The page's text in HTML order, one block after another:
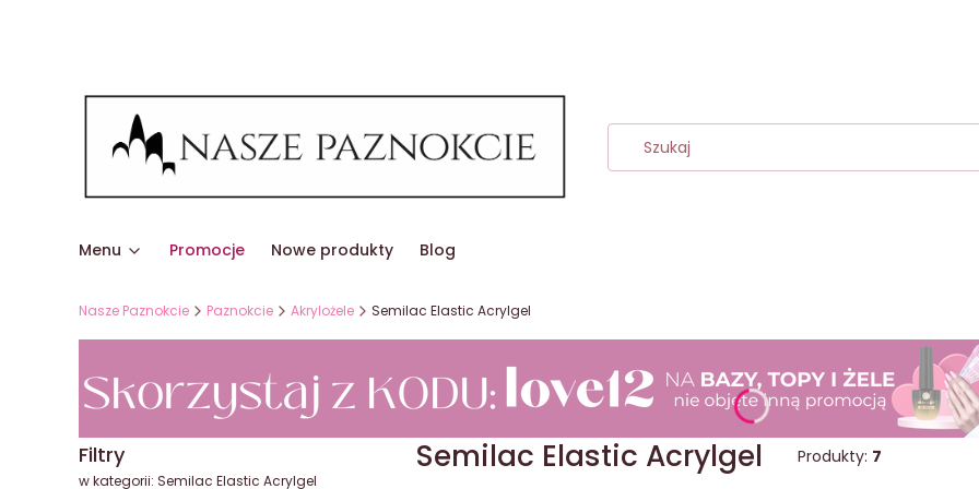
Menu Promocje Nowe produkty Blog
Nasze Paznokcie Paznokcie Akrylożele Semilac Elastic Acrylgel
Filtry
w kategorii: Semilac Elastic Acrylgel
Semilac Elastic Acrylgel Produkty: 7